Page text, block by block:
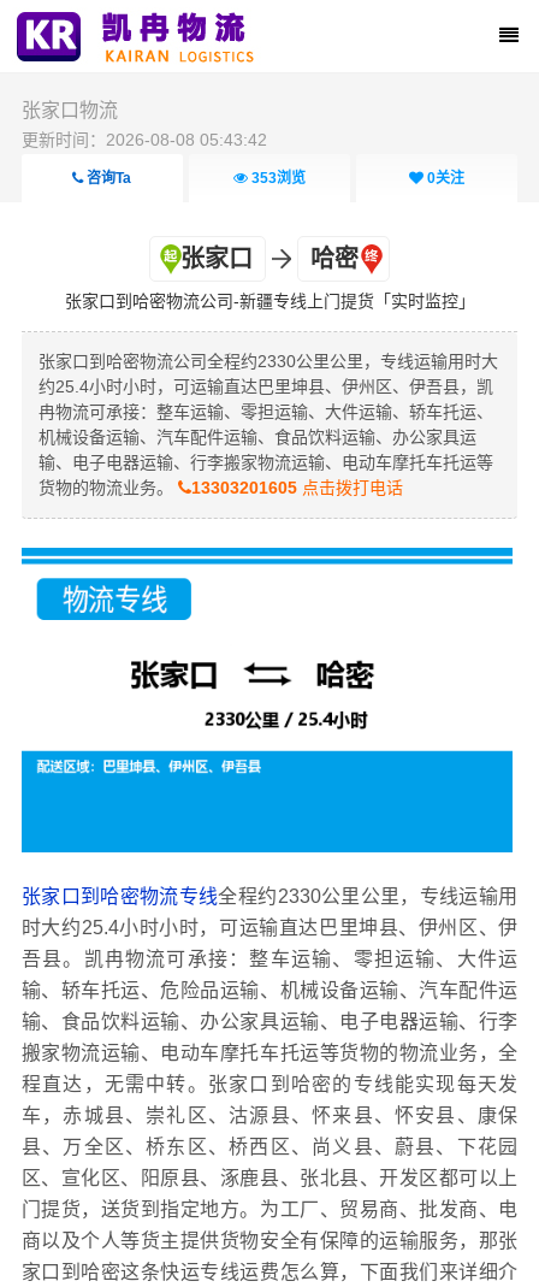
张家口物流
更新时间：2026-08-08 05:43:42
咨询Ta 353浏览 0关注
张家口 哈密
张家口到哈密物流公司-新疆专线上门提货「实时监控」
张家口到哈密物流公司全程约2330公里公里，专线运输用时大
约25.4小时小时，可运输直达巴里坤县、伊州区、伊吾县，凯
冉物流可承接：整车运输、零担运输、大件运输、轿车托运、
机械设备运输、汽车配件运输、食品饮料运输、办公家具运
输、电子电器运输、行李搬家物流运输、电动车摩托车托运等
货物的物流业务。
13303201605点击拨打电话
张家口到哈密物流专线全程约2330公里公里，专线运输用
时大约25.4小时小时，可运输直达巴里坤县、伊州区、伊
吾县。凯冉物流可承接：整车运输、零担运输、大件运
输、轿车托运、危险品运输、机械设备运输、汽车配件运
输、食品饮料运输、办公家具运输、电子电器运输、行李
搬家物流运输、电动车摩托车托运等货物的物流业务，全
程直达，无需中转。张家口到哈密的专线能实现每天发
车，赤城县、崇礼区、沽源县、怀来县、怀安县、康保
县、万全区、桥东区、桥西区、尚义县、蔚县、下花园
区、宣化区、阳原县、涿鹿县、张北县、开发区都可以上
门提货，送货到指定地方。为工厂、贸易商、批发商、电
商以及个人等货主提供货物安全有保障的运输服务，那张
家口到哈密这条快运专线运费怎么算，下面我们来详细介